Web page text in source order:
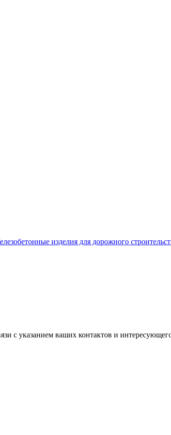
изделия для дорожного
с указанием ваших контактов и